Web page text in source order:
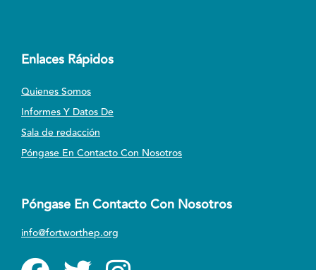
Enlaces Rápidos
Quienes Somos
Informes Y Datos De
Sala de redacción
Póngase En Contacto Con Nosotros
Póngase En Contacto Con Nosotros
info@fortworthep.org